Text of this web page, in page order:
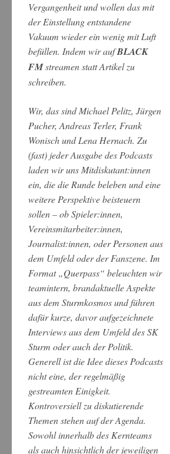
Vergangenheit und wollen das mit
der Einstellung entstandene
Vakuum wieder ein wenig mit Luft
befüllen. Indem wir aufBLACK
FMstreamen statt Artikel zu
schreiben.
Wir, das sind Michael Pelitz, Jürgen
Pucher, Andreas Terler, Frank
Wonisch und Lena Hernach. Zu
(fast) jeder Ausgabe des Podcasts
laden wir uns Mitdiskutant:innen
ein, die die Runde beleben und eine
weitere Perspektive beisteuern
sollen – ob Spieler:innen,
Vereinsmitarbeiter:innen,
Journalist:innen, oder Personen aus
dem Umfeld oder der Fanszene. Im
Format „Querpass“ beleuchten wir
teamintern, brandaktuelle Aspekte
aus dem Sturmkosmos und führen
dafür kurze, davor aufgezeichnete
Interviews aus dem Umfeld des SK
Sturm oder auch der Politik.
Generell ist die Idee dieses Podcasts
nicht eine, der regelmäßig
gestreamten Einigkeit.
Kontroversiell zu diskutierende
Themen stehen auf der Agenda.
Sowohl innerhalb des Kernteams
als auch hinsichtlich der jeweiligen